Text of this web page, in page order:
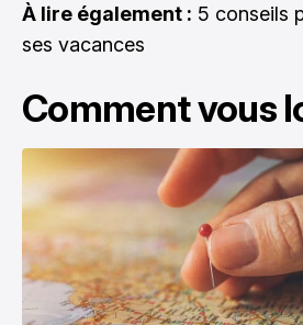
À lire également : 5 conseils
ses vacances
Comment vous